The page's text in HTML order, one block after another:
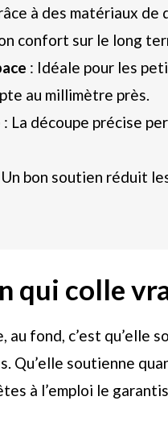
à des matériaux
confort sur le long
: Idéale pour les
au millimètre près.
: La découpe précise
bon soutien réduit
qui colle
au fond, c’est
Qu’elle soutienne
à l’emploi le